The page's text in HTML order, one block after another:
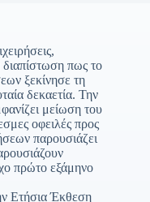
διαπίστωση πως το
ξεκίνησε τη
δεκαετία. Την
μείωση του
οφειλές προς
παρουσιάζει
πρώτο εξάμηνο
Ετήσια Έκθεση